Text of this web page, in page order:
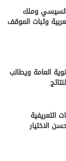
السيسي وملك
وثبات الموقف
العامة ويطالب
التعريفية
الاختيار